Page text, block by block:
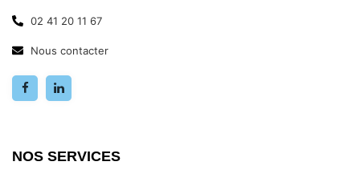
02 41 20 11 67
Nous contacter
NOS SERVICES